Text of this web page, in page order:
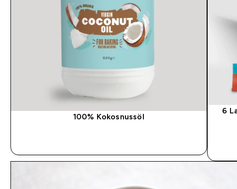
100% Kokosnussöl
6